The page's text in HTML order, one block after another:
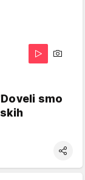
smo